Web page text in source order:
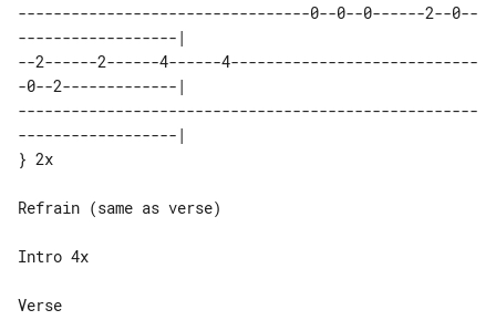
---------------------------------0--0--0------2--0--
------------------|
--2------2------4------4----------------------------
-0--2-------------|
----------------------------------------------------
------------------|
} 2x
Refrain (same as verse)
Intro 4x
Verse